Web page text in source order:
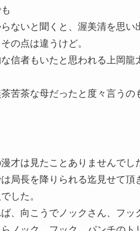
ないと聞くと、渥美清を思い
の点は違うけど。
信者もいたと思われる上岡
苦茶な母だったと度々言うの
才は見たことありませんで
局長を降りられる迄見せて頂
した。
、向こうでノックさん、フ